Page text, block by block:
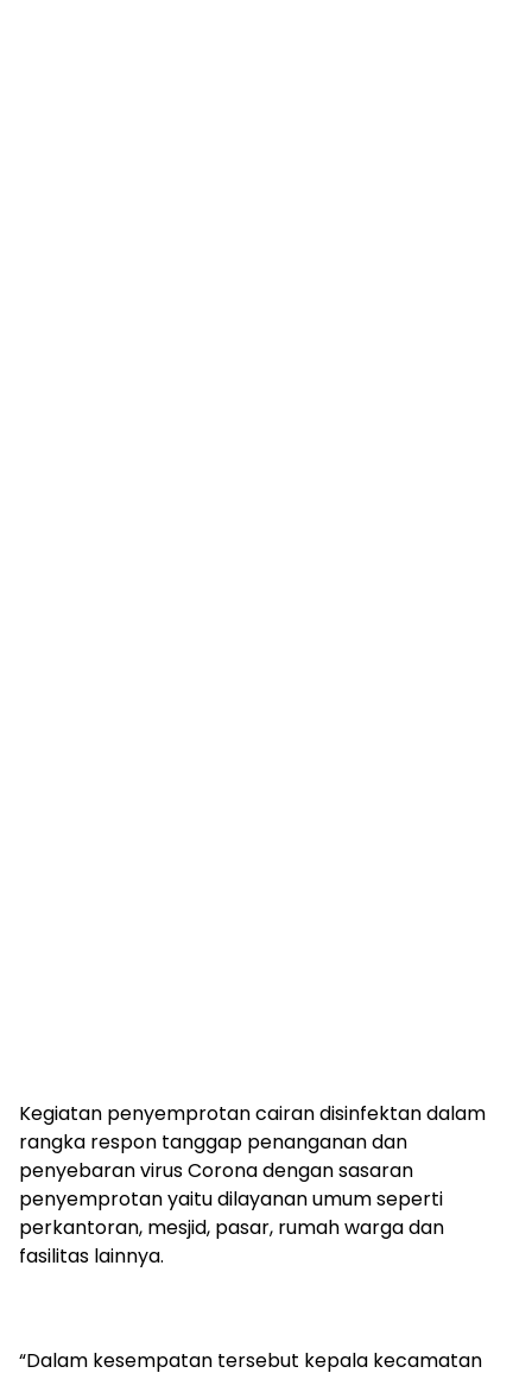
Kegiatan penyemprotan cairan disinfektan dalam
rangka respon tanggap penanganan dan
penyebaran virus Corona dengan sasaran
penyemprotan yaitu dilayanan umum seperti
perkantoran, mesjid, pasar, rumah warga dan
fasilitas lainnya.
“Dalam kesempatan tersebut kepala kecamatan